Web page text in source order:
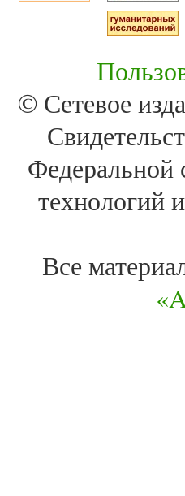
© Сетевое
Федеральной
технологий
Все